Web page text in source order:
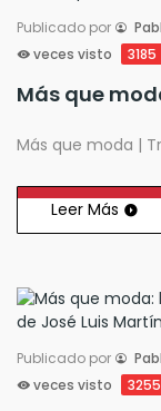
Publicado por
veces visto
3185
Más que
Más que moda |
Leer Más
Publicado por
veces visto
3255